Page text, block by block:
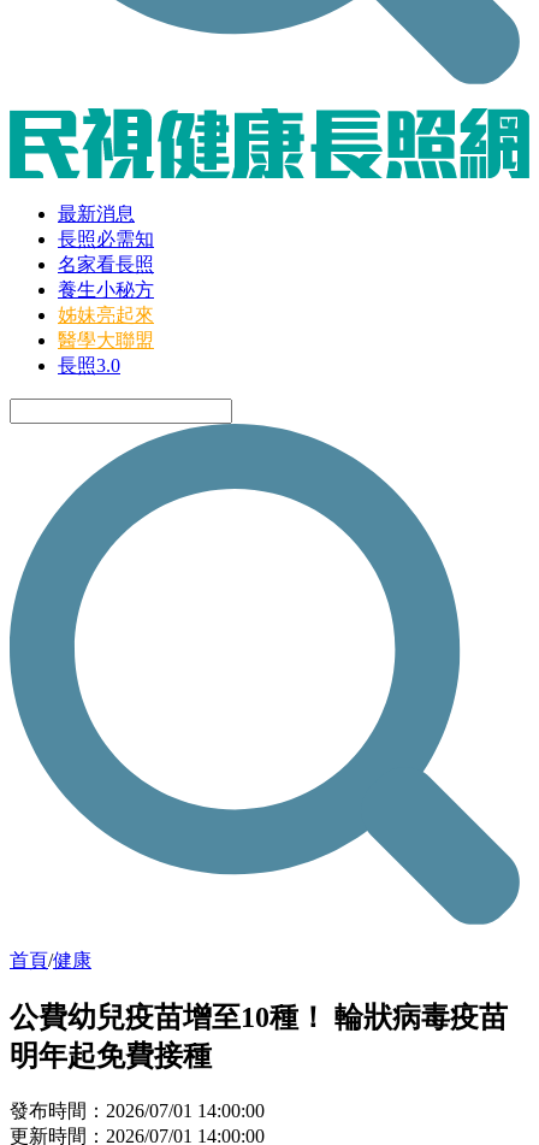
最新消息
長照必需知
名家看長照
養生小秘方
姊妹亮起來
醫學大聯盟
長照3.0
首頁/健康
公費幼兒疫苗增至10種！ 輪狀病毒疫苗
明年起免費接種
發布時間：2026/07/01 14:00:00
更新時間：2026/07/01 14:00:00